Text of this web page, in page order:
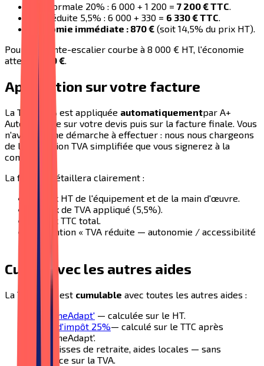
TVA normale 20% : 6 000 + 1 200 = 7 200 € TTC.
TVA réduite 5,5% : 6 000 + 330 = 6 330 € TTC.
Économie immédiate : 870 € (soit 14,5% du prix HT).
Pour un monte-escalier courbe à 8 000 € HT, l'économie
atteint
1 160 €.
Application sur votre facture
La TVA 5,5% est appliquée automatiquementpar A+
Automatisme sur votre devis puis sur la facture finale. Vous
n'avez aucune démarche à effectuer : nous nous chargeons
de l'attestation TVA simplifiée que vous signerez à la
commande.
La facture détaillera clairement :
Le prix HT de l'équipement et de la main d'œuvre.
Le taux de TVA appliqué (5,5%).
Le prix TTC total.
La mention « TVA réduite — autonomie / accessibilité
Cumul avec les autres aides
La TVA 5,5% est cumulable avec toutes les autres aides :
MaPrimeAdapt' — calculée sur le HT.
Crédit d'impôt 25%— calculé sur le TTC après
MaPrimeAdapt'.
APA, caisses de retraite, aides locales — sans
incidence sur la TVA.